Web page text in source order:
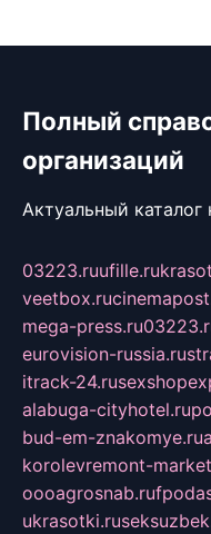
Полный
организаций
Актуальный
03223.ruufille.ru
veetbox.ru
mega-press.ru
eurovision-russia.ru
itrack-24.ru
alabuga-cityhotel.ru
bud-em-znakomye.ru
korolevremont-
oooagrosnab.ru
ukrasotki.ru